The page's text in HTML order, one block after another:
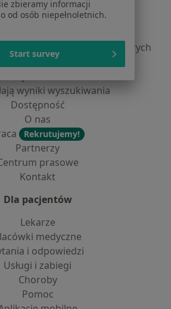
Regulamin
prywatności pacjentów
dla profesjonalistów, których
samodzielnie
wyniki wyszukiwania
Dostępność
O nas
Rekrutujemy!
Partnerzy
prasowe
Kontakt
Dla pacjentów
Lekarze
medyczne
i odpowiedzi
Usługi i zabiegi
Choroby
Pomoc
zbieramy informacji
od osób niepełnoletnich.
Start survey